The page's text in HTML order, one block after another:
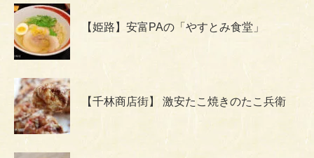
【姫路】安富PAの「やすとみ食堂」
【千林商店街】 激安たこ焼きのたこ兵衛